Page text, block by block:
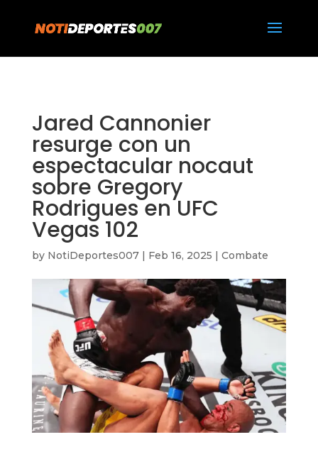
Jared Cannonier
resurge con un
espectacular nocaut
sobre Gregory
Rodrigues en UFC
Vegas 102
by NotiDeportes007| Feb 16, 2025 | Combate